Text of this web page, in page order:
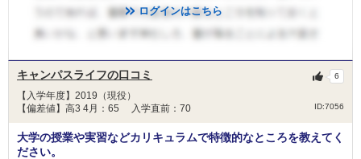
ログインはこちら
キャンパスライフの口コミ
【入学年度】2019（現役）
【偏差値】高3 4月：65 入学直前：70
ID:7056
6
大学の授業や実習などカリキュラムで特徴的なところを教えてく
ださい。